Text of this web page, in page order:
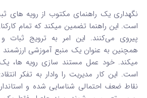
نگهداری یک راهنمای مکتوب از رویه های
است. این راهنما تضمین میکند که تمام
پیروی می‌کنند. این امر به ترویج ثبات
همچنین به عنوان یک منبع آموزشی ارزشمند
میکند. خود عمل مستند سازی رویه ها، یک
است. این کار مدیریت را وادار به تفکر
نقاط ضعف احتمالی شناسایی شده و